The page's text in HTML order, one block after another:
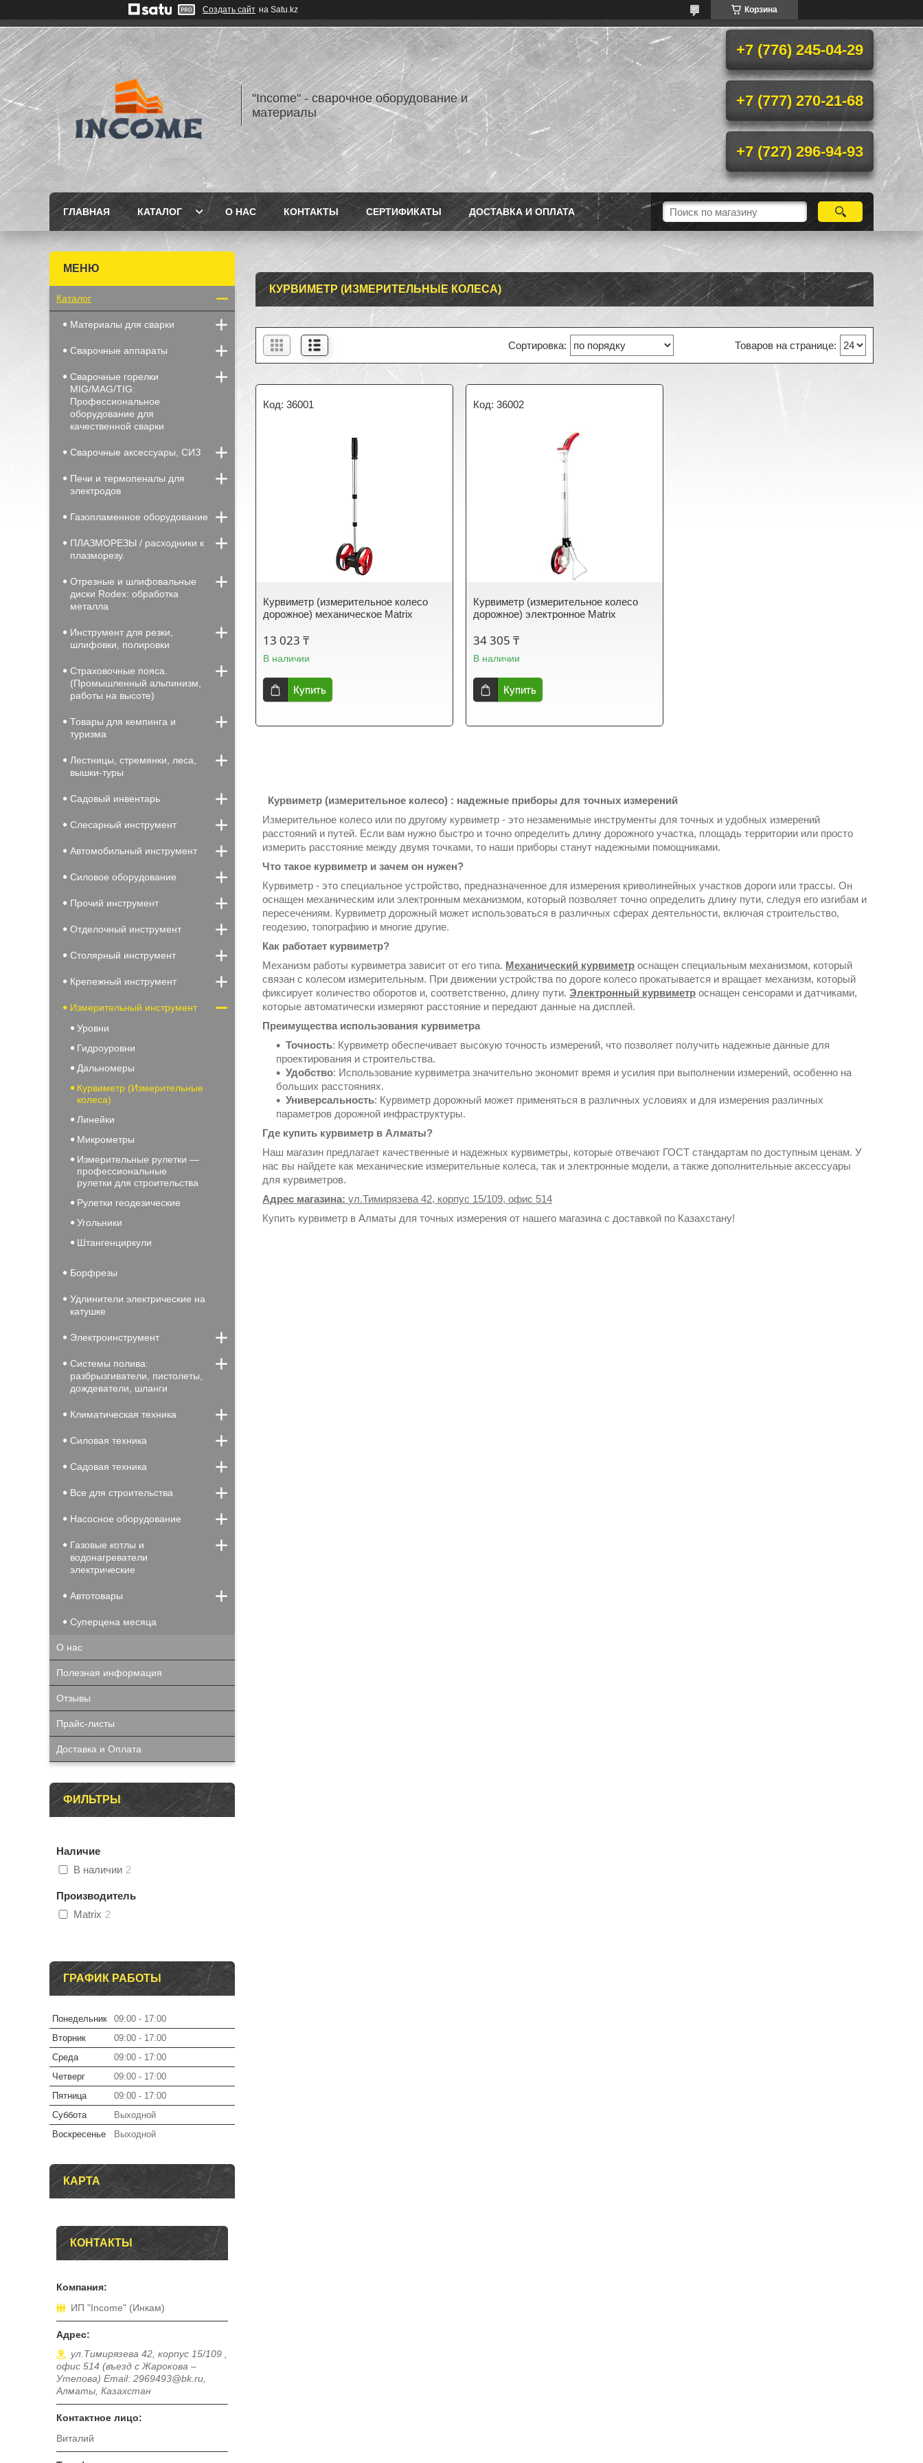
Создать сайт на Satu.kz Корзина
"Income" - сварочное оборудование и
материалы
+7 (776) 245-04-29
+7 (777) 270-21-68
+7 (727) 296-94-93
ГЛАВНАЯ КАТАЛОГ О НАС КОНТАКТЫ СЕРТИФИКАТЫ ДОСТАВКА И ОПЛАТА
КУРВИМЕТР (ИЗМЕРИТЕЛЬНЫЕ КОЛЕСА)
36001
Курвиметр (измерительное колесо
дорожное) механическое Matrix
13 023 ₸
В наличии
Купить
36002
Курвиметр (измерительное колесо
дорожное) электронное Matrix
34 305 ₸
В наличии
Купить
Курвиметр (измерительное колесо) : надежные приборы для точных измерений
Измерительное колесо или по другому курвиметр - это незаменимые инструменты для точных и удобных измерений
расстояний и путей. Если вам нужно быстро и точно определить длину дорожного участка, площадь территории или просто
измерить расстояние между двумя точками, то наши приборы станут надежными помощниками.
Что такое курвиметр и зачем он нужен?
Курвиметр - это специальное устройство, предназначенное для измерения криволинейных участков дороги или трассы. Он
оснащен механическим или электронным механизмом, который позволяет точно определить длину пути, следуя его изгибам и
пересечениям. Курвиметр дорожный может использоваться в различных сферах деятельности, включая строительство,
геодезию, топографию и многие другие.
Как работает курвиметр?
Механизм работы курвиметра зависит от его типа. Механический курвиметр оснащен специальным механизмом, который
связан с колесом измерительным. При движении устройства по дороге колесо прокатывается и вращает механизм, который
фиксирует количество оборотов и, соответственно, длину пути. Электронный курвиметр оснащен сенсорами и датчиками,
которые автоматически измеряют расстояние и передают данные на дисплей.
Преимущества использования курвиметра
Точность: Курвиметр обеспечивает высокую точность измерений, что позволяет получить надежные данные для
проектирования и строительства.
Удобство: Использование курвиметра значительно экономит время и усилия при выполнении измерений, особенно на
больших расстояниях.
Универсальность: Курвиметр дорожный может применяться в различных условиях и для измерения различных
параметров дорожной инфраструктуры.
Где купить курвиметр в Алматы?
Наш магазин предлагает качественные и надежных курвиметры, которые отвечают ГОСТ стандартам по доступным ценам. У
нас вы найдете как механические измерительные колеса, так и электронные модели, а также дополнительные аксессуары
для курвиметров.
Адрес магазина: ул.Тимирязева 42, корпус 15/109, офис 514
Купить курвиметр в Алматы для точных измерения от нашего магазина с доставкой по Казахстану!
Каталог
Материалы для сварки
Сварочные аппараты
Сварочные горелки
MIG/MAG/TIG:
Профессиональное
оборудование для
качественной сварки
Сварочные аксессуары, СИЗ
Печи и термопеналы для
электродов
Газопламенное оборудование
ПЛАЗМОРЕЗЫ / расходники к
плазморезу.
Отрезные и шлифовальные
диски Rodex: обработка
металла
Инструмент для резки,
шлифовки, полировки
Страховочные пояса.
(Промышленный альпинизм,
работы на высоте)
Товары для кемпинга и
туризма
Лестницы, стремянки, леса,
вышки-туры
Садовый инвентарь
Слесарный инструмент
Автомобильный инструмент
Силовое оборудование
Прочий инструмент
Отделочный инструмент
Столярный инструмент
Крепежный инструмент
Измерительный инструмент
Уровни
Гидроуровни
Дальномеры
Курвиметр (Измерительные
колеса)
Линейки
Микрометры
Измерительные рулетки —
профессиональные
рулетки для строительства
Рулетки геодезические
Угольники
Штангенциркули
Борфрезы
Удлинители электрические на
катушке
Электроинструмент
Системы полива:
разбрызгиватели, пистолеты,
дождеватели, шланги
Климатическая техника
Силовая техника
Садовая техника
Все для строительства
Насосное оборудование
Газовые котлы и
водонагреватели
электрические
Автотовары
Суперцена месяца
О нас
Полезная информация
Отзывы
Прайс-листы
Доставка и Оплата
ФИЛЬТРЫ
Наличие
В наличии 2
Производитель
Matrix 2
ГРАФИК РАБОТЫ
Понедельник 09:00
17:00
Вторник
09:00
17:00
Среда
09:00
17:00
Четверг
09:00
17:00
Пятница
09:00
17:00
Суббота
Выходной
Воскресенье
Выходной
КАРТА
КОНТАКТЫ
ИП "Income" (Инкам)
ул.Тимирязева 42, корпус 15/109 ,
офис 514 (въезд с Жарокова –
Утепова) Email: 2969493@bk.ru,
Алматы, Казахстан
Виталий